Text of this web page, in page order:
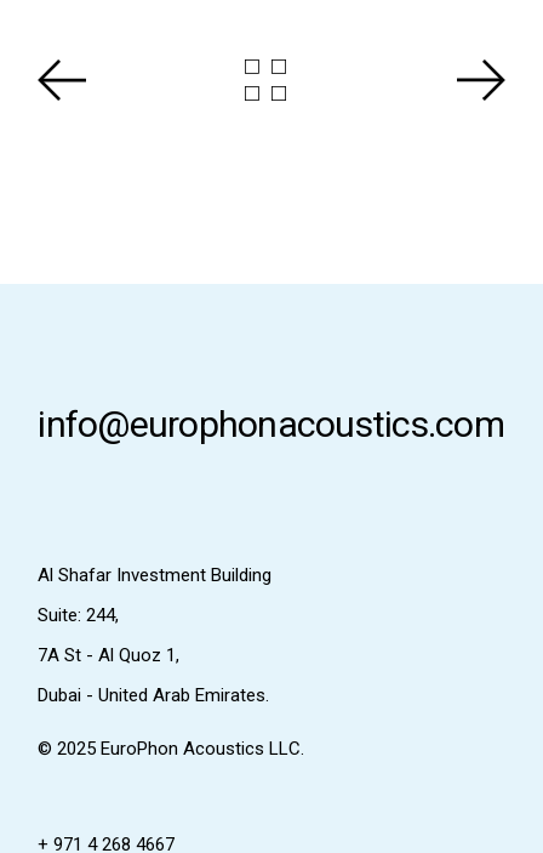
info@europhonacoustics.com
Al Shafar Investment Building
Suite: 244,
7A St - Al Quoz 1,
Dubai - United Arab Emirates.
© 2025EuroPhon Acoustics LLC.
+ 971 4 268 4667